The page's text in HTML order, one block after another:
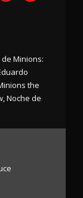
de Minions:
the
,Noche de